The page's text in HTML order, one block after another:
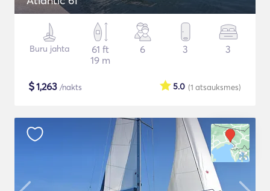
Buru jahta
61 ft
19 m
6 3 3
$1,263 /nakts (1 atsauksmes)
5.0